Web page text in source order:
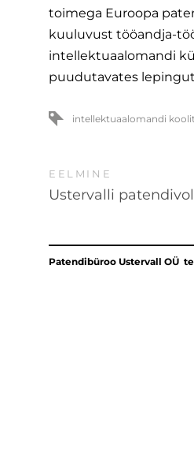
toimega Euroopa
kuuluvust tööandja-
intellektuaalomandi
puudutavates
intellektuaalomandi
EELMINE
Ustervalli
Patendibüroo Ustervall OÜ